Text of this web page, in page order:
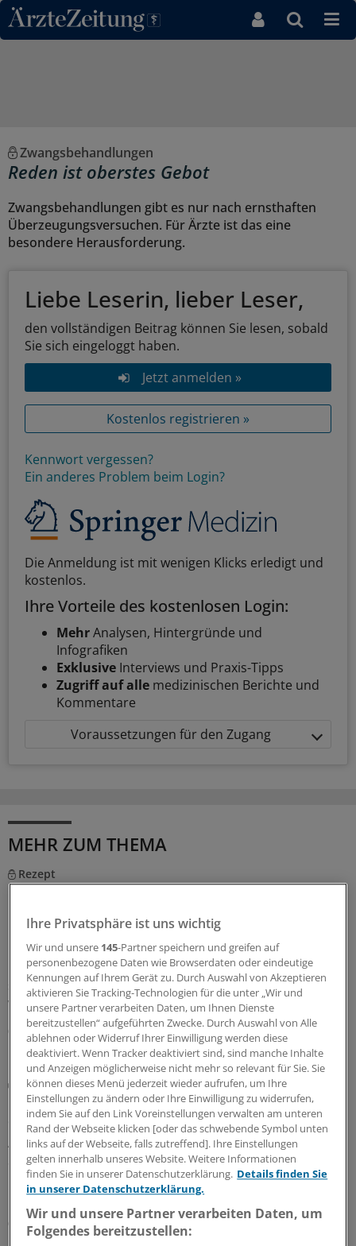
Direkt zum Inhaltsbereich
Zwangsbehandlungen
Reden ist oberstes Gebot
Zwangsbehandlungen gibt es nur nach ernsthaften
Überzeugungsversuchen. Für Ärzte ist das eine
besondere Herausforderung.
Liebe Leserin, lieber Leser,
den vollständigen Beitrag können Sie lesen, sobald
Sie sich eingeloggt haben.
Jetzt anmelden »
Kostenlos registrieren »
Kennwort vergessen?
Ein anderes Problem beim Login?
Die Anmeldung ist mit wenigen Klicks erledigt und
kostenlos.
Ihre Vorteile des kostenlosen Login:
MehrAnalysen, Hintergründe und
Infografiken
Exklusive Interviews und Praxis-Tipps
Zugriff auf alle medizinischen Berichte und
Kommentare
Voraussetzungen für den Zugang
MEHR ZUM THEMA
Rezept
KBV und Krankenkassen präzisieren die neuen
Mit dem GKV-Spargesetz wurden auch die Regeln für die
Cannabistherapie auf Kasse verschärft. KBV und
Krankenkassen stellen nun klar, wie mit dem
sechsmonatigen Therapieversuch zu verfahren ist. Und
welche Ausnahmen gelten.
06.08.2026
Bundesverwaltungsgericht
Urteil: Defekturarzneimittel nicht mehr als
Sprechstundenbedarf
Arztpraxen können Defekturarzneimittel nicht mehr als
Sprechstundenbedarf bestellen, hat das
Bundesverwaltungsgericht entschieden – und
klargestellt, welche Anlässe als zulässig gelten.
06.08.2026
Ihre Privatsphäre ist uns wichtig
Wir und unsere 145-Partner speichern und greifen auf
personenbezogene Daten wie Browserdaten oder eindeutige
Kennungen auf Ihrem Gerät zu. Durch Auswahl von Akzeptieren
aktivieren Sie Tracking-Technologien für die unter „Wir und
unsere Partner verarbeiten Daten, um Ihnen Dienste
bereitzustellen“ aufgeführten Zwecke. Durch Auswahl von Alle
ablehnen oder Widerruf Ihrer Einwilligung werden diese
deaktiviert. Wenn Tracker deaktiviert sind, sind manche Inhalte
und Anzeigen möglicherweise nicht mehr so relevant für Sie. Sie
können dieses Menü jederzeit wieder aufrufen, um Ihre
Einstellungen zu ändern oder Ihre Einwilligung zu widerrufen,
indem Sie auf den Link Voreinstellungen verwalten am unteren
Rand der Webseite klicken [oder das schwebende Symbol unten
links auf der Webseite, falls zutreffend]. Ihre Einstellungen
gelten innerhalb unseres Website. Weitere Informationen
finden Sie in unserer Datenschutzerklärung. Details finden Sie
in unserer Datenschutzerklärung.
Wir und unsere Partner verarbeiten Daten, um
Folgendes bereitzustellen: